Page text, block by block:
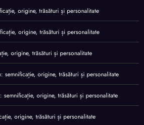
origine, trăsături și personalitate
origine, trăsături și personalitate
origine, trăsături și personalitate
semnificație, origine, trăsături și personalitate
semnificație, origine, trăsături și personalitate
origine, trăsături și personalitate